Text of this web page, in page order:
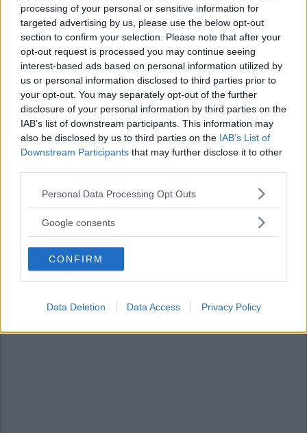
processing of your personal or sensitive information for
targeted advertising by us, please use the below opt-out
section to confirm your selection. Please note that after your
opt-out request is processed you may continue seeing
interest-based ads based on personal information utilized by
us or personal information disclosed to third parties prior to
your opt-out. You may separately opt-out of the further
disclosure of your personal information by third parties on the
IAB’s list of downstream participants. This information may
also be disclosed by us to third parties on the IAB’s List of
Downstream Participants that may further disclose it to other
Please note that this website/app uses one or more Google
not limited to your visit or usage behaviour. You may click to
use your data for below specified purposes in below Google
consent section.
Personal Data Processing Opt Outs
Google consents
CONFIRM
Data Deletion Data Access Privacy Policy